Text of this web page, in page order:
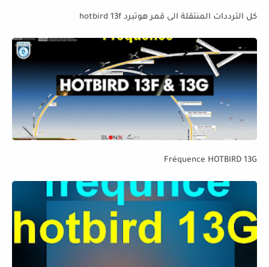
كل الترددات المنتقلة الى قمر هوتبرد hotbird 13f
Fréquence HOTBIRD 13G